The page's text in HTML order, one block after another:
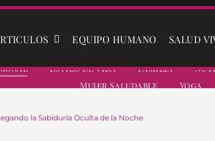
EQUIPO HUMANO SALUD
Estilo De Vida Familia
Mujer Saludable
Yoga
la Sabiduría Oculta de la Noche